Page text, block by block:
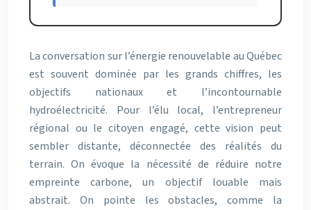
La conversation sur l’énergie renouvelable au Québec
est souvent dominée par les grands chiffres, les
objectifs nationaux et l’incontournable
hydroélectricité. Pour l’élu local, l’entrepreneur
régional ou le citoyen engagé, cette vision peut
sembler distante, déconnectée des réalités du
terrain. On évoque la nécessité de réduire notre
empreinte carbone, un objectif louable mais
abstrait. On pointe les obstacles, comme la